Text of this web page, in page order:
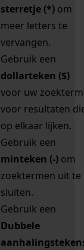
sterretje (*) om
meer letters te
vervangen.
Gebruik een
dollarteken ($)
voor uw zoekterm
voor resultaten
op elkaar lijken.
Gebruik een
minteken (-) om
zoektermen uit te
sluiten.
Gebruik een
Dubbele